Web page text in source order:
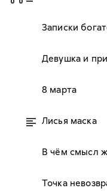
Записки
Девушка и
8 марта
Лисья маска
В чём смысл
Точка